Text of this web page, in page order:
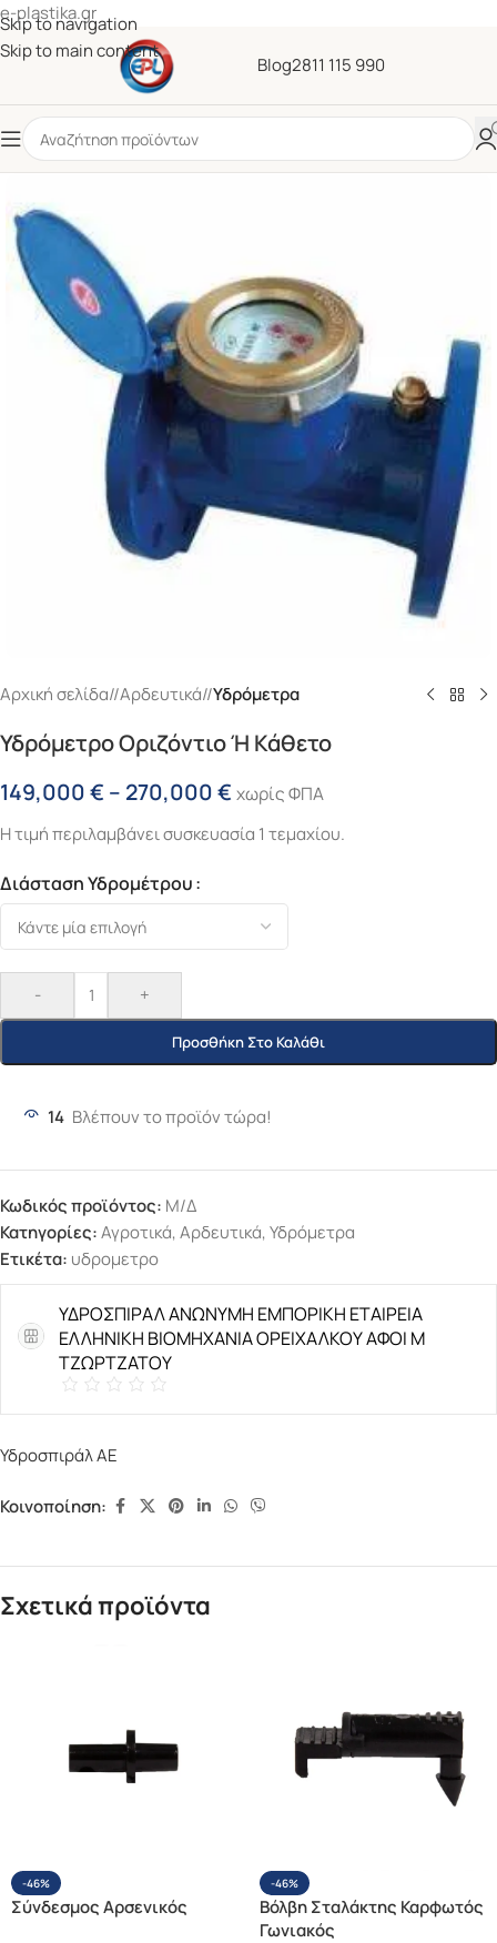
e-plastika.gr
Skip to navigation
Skip to main content
Blog2811 115 990
Αρχική σελίδα/ Αρδευτικά/ Υδρόμετρα
Υδρόμετρο Οριζόντιο Ή Κάθετο
149,000€ – 270,000€ χωρίς ΦΠΑ
Η τιμή περιλαμβάνει συσκευασία 1 τεμαχίου.
Διάσταση Υδρομέτρου
- +
Προσθήκη Στο Καλάθι
14 Βλέπουν το προϊόν τώρα!
Κωδικός προϊόντος: Μ/Δ
Κατηγορίες:Αγροτικά,Αρδευτικά,Υδρόμετρα
Ετικέτα: υδρομετρο
ΥΔΡΟΣΠΙΡΑΛ ΑΝΩΝΥΜΗ ΕΜΠΟΡΙΚΗ ΕΤΑΙΡΕΙΑ
ΕΛΛΗΝΙΚΗ ΒΙΟΜΗΧΑΝΙΑ ΟΡΕΙΧΑΛΚΟΥ ΑΦΟΙ Μ
ΤΖΩΡΤΖΑΤΟΥ
Υδροσπιράλ ΑΕ
Κοινοποίηση:
Σχετικά προϊόντα
-46%
Σύνδεσμος Αρσενικός
-46%
Βόλβη Σταλάκτης Καρφωτός
Γωνιακός